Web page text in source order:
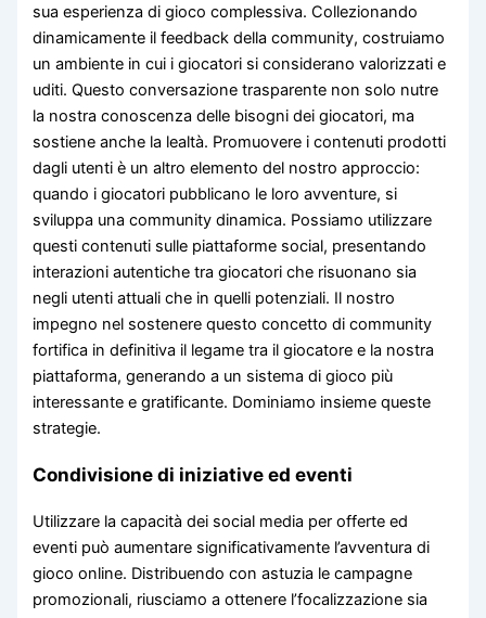
sua esperienza di gioco complessiva. Collezionando
dinamicamente il feedback della community, costruiamo
un ambiente in cui i giocatori si considerano valorizzati e
uditi. Questo conversazione trasparente non solo nutre
la nostra conoscenza delle bisogni dei giocatori, ma
sostiene anche la lealtà. Promuovere i contenuti prodotti
dagli utenti è un altro elemento del nostro approccio:
quando i giocatori pubblicano le loro avventure, si
sviluppa una community dinamica. Possiamo utilizzare
questi contenuti sulle piattaforme social, presentando
interazioni autentiche tra giocatori che risuonano sia
negli utenti attuali che in quelli potenziali. Il nostro
impegno nel sostenere questo concetto di community
fortifica in definitiva il legame tra il giocatore e la nostra
piattaforma, generando a un sistema di gioco più
interessante e gratificante. Dominiamo insieme queste
strategie.
Condivisione di iniziative ed eventi
Utilizzare la capacità dei social media per offerte ed
eventi può aumentare significativamente l’avventura di
gioco online. Distribuendo con astuzia le campagne
promozionali, riusciamo a ottenere l’focalizzazione sia